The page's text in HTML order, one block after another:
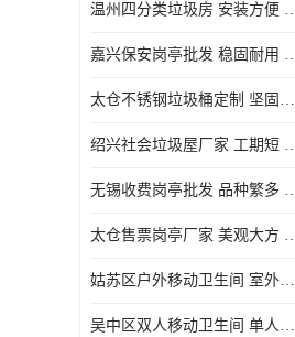
温州四分类垃圾房 安装方
嘉兴保安岗亭批发 稳
太仓不锈钢垃圾桶定制 坚固耐用 绝缘性能好
绍兴社会垃圾屋厂家 工期
无锡收费岗亭批发 品
太仓售票岗亭厂家 美
姑苏区户外移动卫生间 室外临时单人厕所供应厂家
吴中区双人移动卫生间 单人厕所供应厂家